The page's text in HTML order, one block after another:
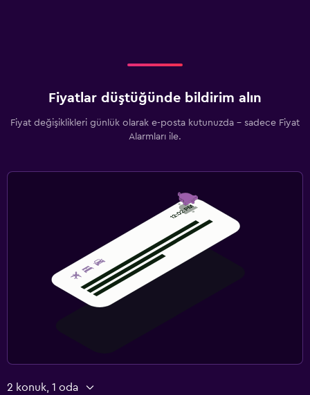
Fiyatlar düştüğünde bildirim alın
Fiyat değişiklikleri günlük olarak e-posta kutunuzda - sadece Fiyat
Alarmları ile.
2 konuk, 1 oda